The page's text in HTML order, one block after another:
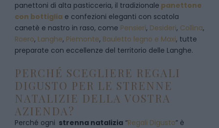
panettoni di alta pasticceria, il tradizionale panettone
con bottiglia e confezioni eleganti con scatola
canetè e nastro in raso, come Pensieri, Desideri, Collina,
Roero, Langhe, Piemonte, Bauletto legno e Maxi, tutte
preparate con eccellenze del territorio delle Langhe.
PERCHÉ SCEGLIERE REGALI
DIGUSTO PER LE STRENNE
NATALIZIE DELLA VOSTRA
AZIENDA?
Perché ogni strenna natalizia “Regali Digusto” è